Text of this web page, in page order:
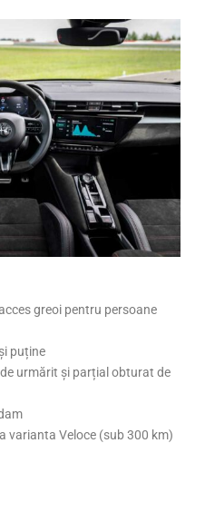
greoi pentru persoane
puține
urmărit și parțial obturat de
varianta Veloce (sub 300 km)